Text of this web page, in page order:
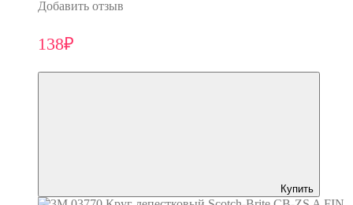
Добавить отзыв
138₽
Купить